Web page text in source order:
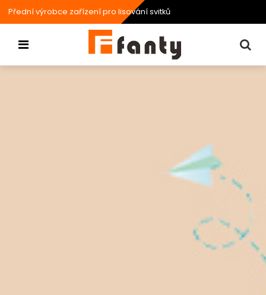
Přední výrobce zařízení pro lisování svitků